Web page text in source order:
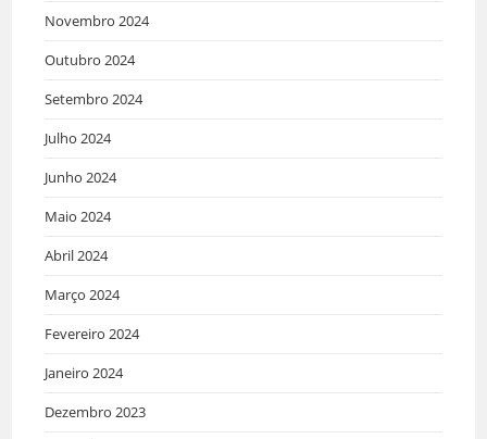
Novembro 2024
Outubro 2024
Setembro 2024
Julho 2024
Junho 2024
Maio 2024
Abril 2024
Março 2024
Fevereiro 2024
Janeiro 2024
Dezembro 2023